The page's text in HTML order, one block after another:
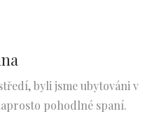
byli jsme ubytováni v
pohodlné spaní.